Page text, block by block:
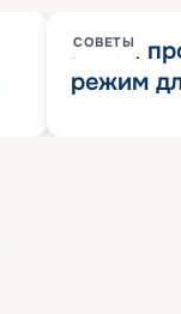
СОВЕТЫ
Китай
режим